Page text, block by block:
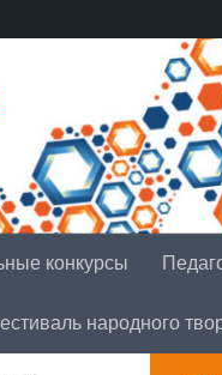
конкурсы
народного